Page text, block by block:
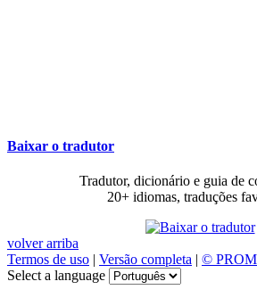
Baixar o tradutor
Tradutor, dicionário e guia de
20+ idiomas, traduções
volver arriba
Termos de uso | Versão completa | ©
Select a language